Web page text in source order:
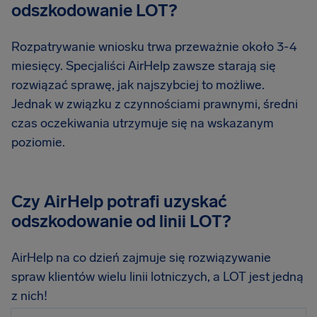
odszkodowanie LOT?
Rozpatrywanie wniosku trwa przeważnie około 3-4
miesięcy. Specjaliści AirHelp zawsze starają się
rozwiązać sprawę, jak najszybciej to możliwe.
Jednak w związku z czynnościami prawnymi, średni
czas oczekiwania utrzymuje się na wskazanym
poziomie.
Czy AirHelp potrafi uzyskać
odszkodowanie od linii LOT?
AirHelp na co dzień zajmuje się rozwiązywanie
spraw klientów wielu linii lotniczych, a LOT jest jedną
z nich!